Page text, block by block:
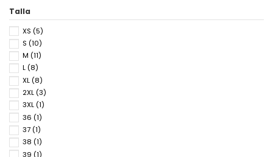
Talla
XS (5)
S (10)
M (11)
L (8)
XL (8)
2XL (3)
3XL (1)
36 (1)
37 (1)
38 (1)
39 (1)